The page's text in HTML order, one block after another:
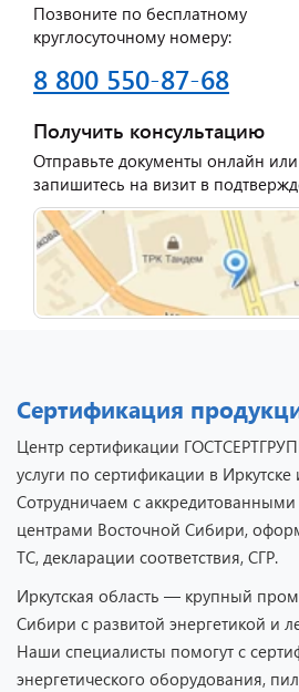
Позвоните по бесплатному
круглосуточному номеру:
8 800 550-87-68
Получить консультацию
Отправьте документы онлайн или
запишитесь на визит в
Сертификация
Центр сертификации
услуги по сертификации в Иркутске
Сотрудничаем с
центрами Восточной Сибири,
ТС, декларации соответствия, СГР.
Иркутская область — крупный
Сибири с развитой энергетикой и
Наши специалисты помогут с
энергетического оборудования,